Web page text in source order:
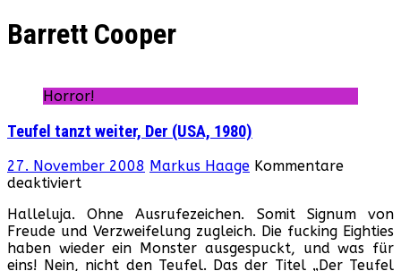
Barrett Cooper
Horror!
Teufel tanzt weiter, Der (USA, 1980)
27. November 2008 Markus Haage Kommentare
deaktiviertfür
tanzt
weiter,
Der
(USA,
Halleluja. Ohne Ausrufezeichen. Somit Signum von
Freude und Verzweifelung zugleich. Die fucking Eighties
haben wieder ein Monster ausgespuckt, und was für
eins! Nein, nicht den Teufel. Das der Titel „Der Teufel